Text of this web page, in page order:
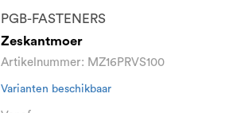
PGB-FASTENERS
Zeskantmoer
Artikelnummer: MZ16PRVS100
Varianten beschikbaar